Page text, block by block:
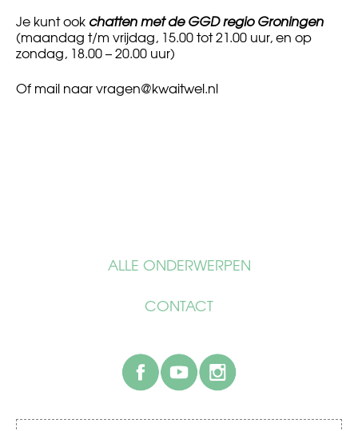
ALLE ONDERWERPEN
CONTACT
facebook
Je kunt ook chatten met de GGD regio Groningen
(maandag t/m vrijdag, 15.00 tot 21.00 uur, en op
zondag, 18.00 – 20.00 uur)
Of mail naarvragen@kwaitwel.nl